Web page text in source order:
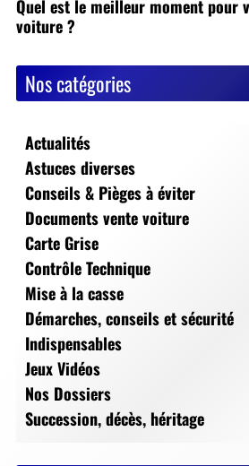
Quel est le meilleur moment pour
voiture ?
Nos catégories
Actualités
Astuces diverses
Conseils & Pièges à éviter
Documents vente voiture
Carte Grise
Contrôle Technique
Mise à la casse
Démarches, conseils et sécurité
Indispensables
Jeux Vidéos
Nos Dossiers
Succession, décès, héritage